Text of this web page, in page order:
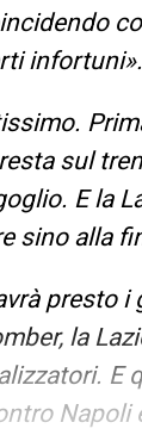
infortuni».
sul
E la
sino alla
presto
la
E
Napoli